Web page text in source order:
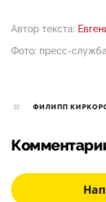
Автор текста:
Фото: пресс-служба
ФИЛИПП